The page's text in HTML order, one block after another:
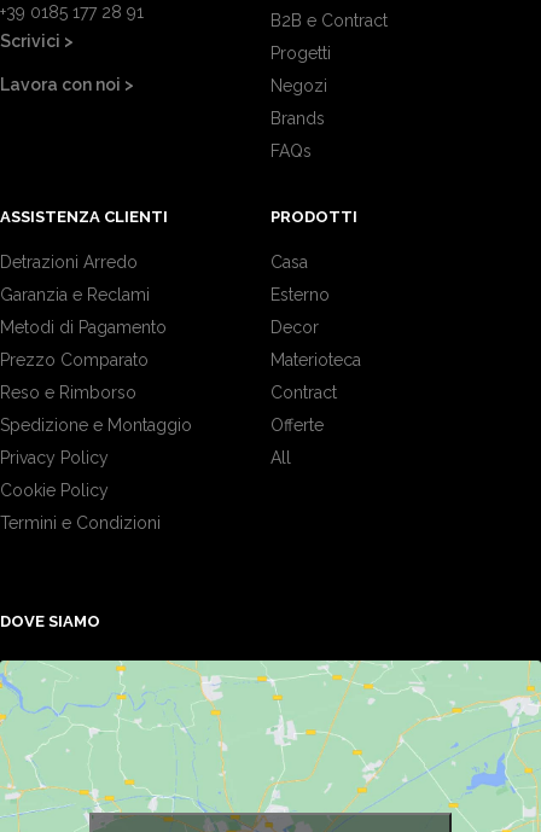
+39 0185 177 28 91
Scrivici >
Lavora con noi >
B2B e Contract
Progetti
Negozi
Brands
FAQs
ASSISTENZA CLIENTI
Detrazioni Arredo
Garanzia e Reclami
Metodi di Pagamento
Prezzo Comparato
Reso e Rimborso
Spedizione e Montaggio
Privacy Policy
Cookie Policy
Termini e Condizioni
PRODOTTI
Casa
Esterno
Decor
Materioteca
Contract
Offerte
All
DOVE SIAMO